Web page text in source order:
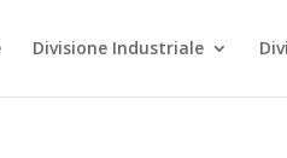
Divisione Industriale